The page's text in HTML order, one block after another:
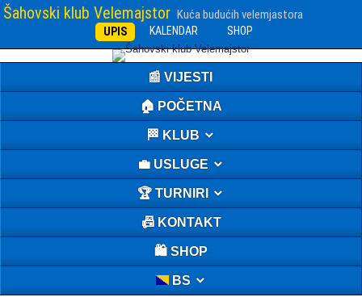
Šahovski klub Velemajstor Kuća budućih velemjastora
UPIS KALENDAR SHOP
📰 VIJESTI
🏠 POČETNA
🏁 KLUB
💼 USLUGE
🏆 TURNIRI
📠 KONTAKT
🛍️ SHOP
BS